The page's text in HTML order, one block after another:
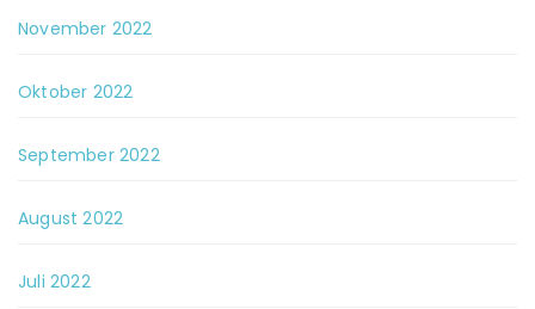
November 2022
Oktober 2022
September 2022
August 2022
Juli 2022